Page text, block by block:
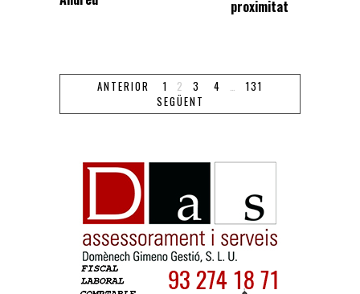
proximitat
ANTERIOR 1 2 3 4
131
SEGÜENT